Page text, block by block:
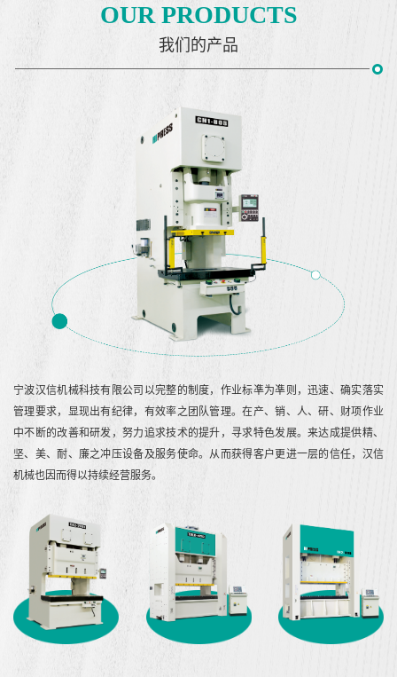
OUR PRODUCTS
我们的产品
宁波汉信机械科技有限公司以完整的制度，作业标凖为凖则，迅速、确实落实
管理要求，显现出有纪律，有效率之团队管理。在产、销、人、研、财项作业
中不断的改善和研发，努力追求技术的提升，寻求特色发展。来达成提供精、
坚、美、耐、廉之冲压设备及服务使命。从而获得客户更进一层的信任，汉信
机械也因而得以持续经营服务。